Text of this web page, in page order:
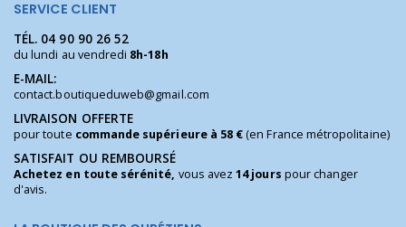
SERVICE CLIENT
TÉL. 04 90 90 26 52
du lundi au vendredi 8h-18h
E-MAIL:
contact.boutiqueduweb@gmail.com
LIVRAISON OFFERTE
pour toute commande supérieure à 58 €(en France métropolitaine)
SATISFAIT OU REMBOURSÉ
Achetez en toute sérénité, vous avez14 jours pour changer
d'avis.